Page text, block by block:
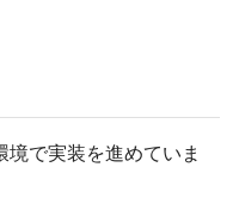
で実装を進めていま